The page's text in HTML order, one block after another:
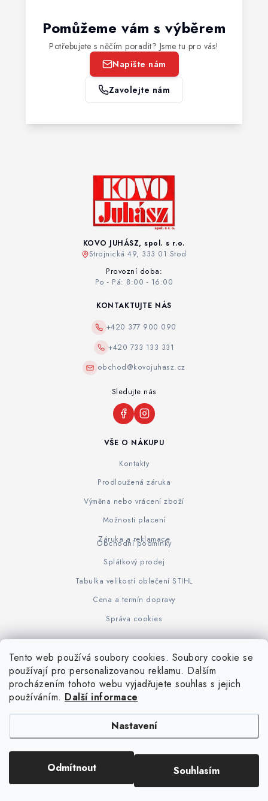
Tento web používá soubory cookies. Soubory cookie se
používají pro personalizovanou reklamu. Dalším
procházením tohoto webu vyjadřujete souhlas s jejich
používáním. Další informace
Nastavení
Odmítnout Souhlasím
Pomůžeme vám s výběrem
Potřebujete s něčím poradit? Jsme tu pro vás!
Napište nám
Zavolejte nám
KOVO JUHÁSZ, spol. s r.o.
Strojnická 49, 333 01 Stod
Provozní doba:
Po - Pá: 8:00 - 16:00
VŠE O NÁKUPU
Kontakty
Prodloužená záruka
Výměna nebo vrácení zboží
Možnosti placení
Záruka a reklamace
Obchodní podmínky
Splátkový prodej
Tabulka velikostí oblečení STIHL
Cena a termín dopravy
Správa cookies
KONTAKTUJTE NÁS
+420 377 900 090
+420 733 133 331
obchod@kovojuhasz.cz
Sledujte nás
www.KOVOJUHASZ.cz Výrobce STIHL STIHL Timbersport
Vytvořil Shoptet
iPloty.cz - PLETIVA A NÁŘADÍ. Všechna práva vyhrazena.
Upravit nastavení cookies